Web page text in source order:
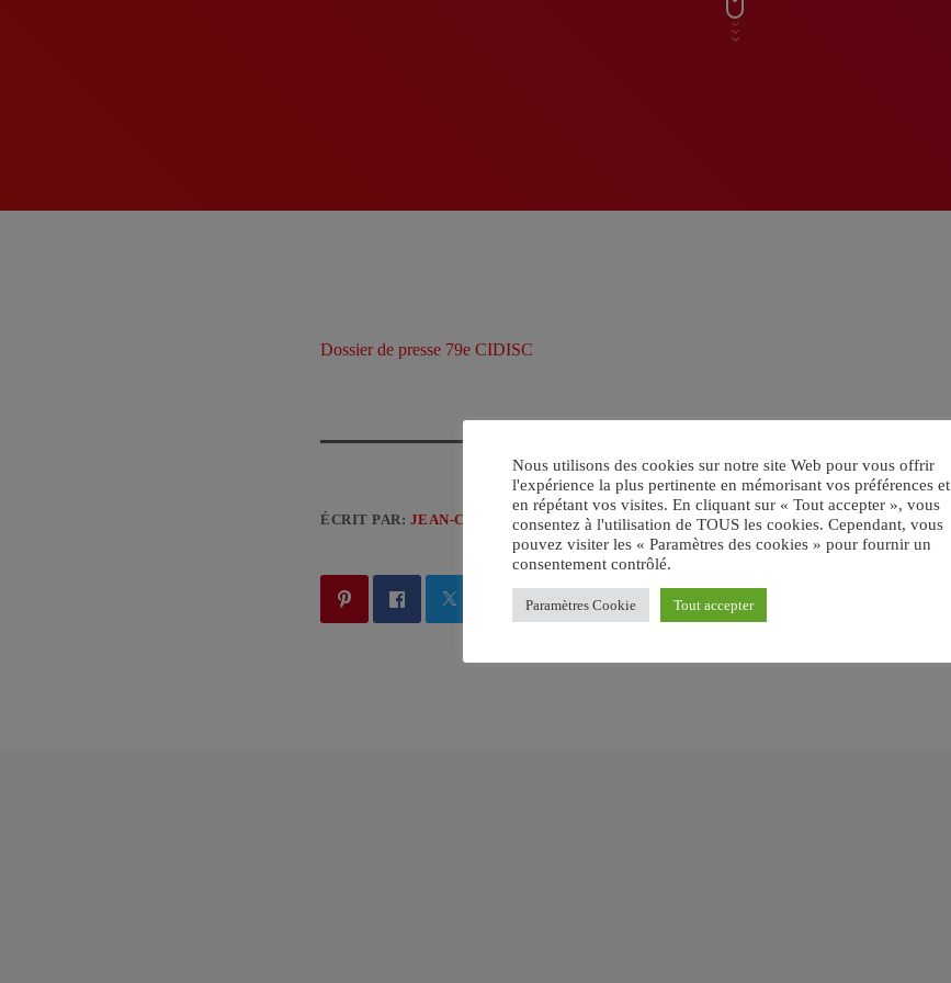
Dossier de presse 79e CIDISC
ÉCRIT PAR: JEAN-CLAUDE
email
Nous utilisons des cookies sur notre site Web pour vous offrir
l'expérience la plus pertinente en mémorisant vos préférences et
en répétant vos visites. En cliquant sur « Tout accepter », vous
consentez à l'utilisation de TOUS les cookies. Cependant, vous
pouvez visiter les « Paramètres des cookies » pour fournir un
consentement contrôlé.
Paramètres Cookie Tout accepter